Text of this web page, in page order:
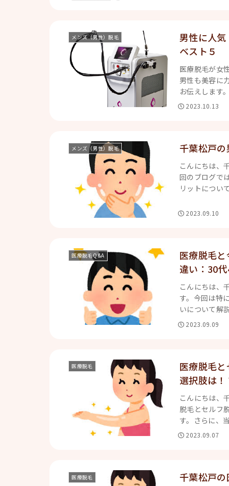
メンズ（男性）脱毛
男性に人
ベスト５
医療脱毛が女
男性も美容に
お伝えします
2023.10.13
メンズ（男性）脱毛 千葉松戸
こんにちは、
回のブログで
リットについ
2023.09.10
医療脱毛Q &A
医療脱毛
違い：30
こんにちは、
す。今回は特
いについて解
2023.09.09
医療脱毛
医療脱毛
選択肢は！
こんにちは、
脱毛とセルフ
す。さらに、
2023.09.07
医療脱毛
千葉松戸